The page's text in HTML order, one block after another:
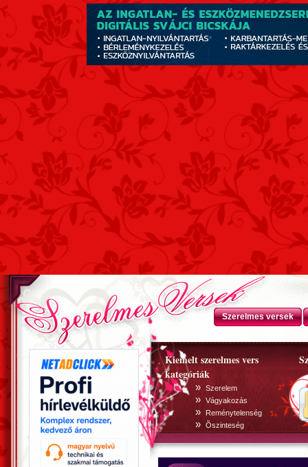
Szerelmes versek
Kiemelt szerelmes vers
kategóriák
» Szerelem
» Vágyakozás
» Reménytelenség
» Õszinteség